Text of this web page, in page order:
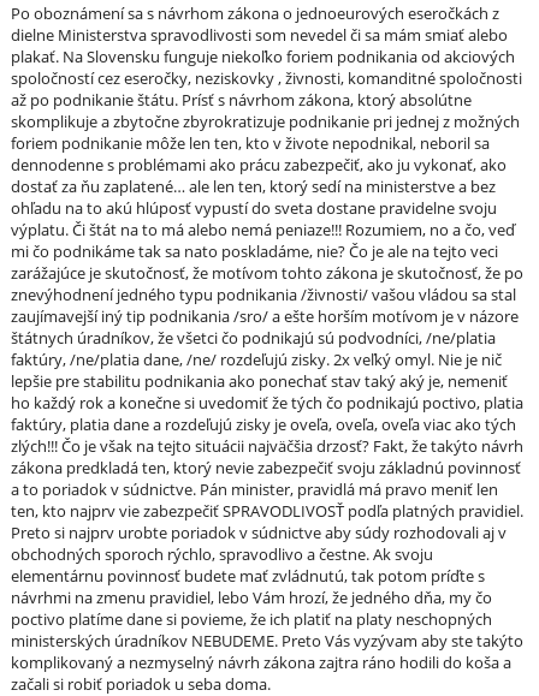
Po oboznámení sa s návrhom zákona o jednoeurových eseročkách z
dielne Ministerstva spravodlivosti som nevedel či sa mám smiať alebo
plakať. Na Slovensku funguje niekoľko foriem podnikania od akciových
spoločností cez eseročky, neziskovky , živnosti, komanditné spoločnosti
až po podnikanie štátu. Prísť s návrhom zákona, ktorý absolútne
skomplikuje a zbytočne zbyrokratizuje podnikanie pri jednej z možných
foriem podnikanie môže len ten, kto v živote nepodnikal, neboril sa
dennodenne s problémami ako prácu zabezpečiť, ako ju vykonať, ako
dostať za ňu zaplatené… ale len ten, ktorý sedí na ministerstve a bez
ohľadu na to akú hlúposť vypustí do sveta dostane pravidelne svoju
výplatu. Či štát na to má alebo nemá peniaze!!! Rozumiem, no a čo, veď
mi čo podnikáme tak sa nato poskladáme, nie? Čo je ale na tejto veci
zarážajúce je skutočnosť, že motívom tohto zákona je skutočnosť, že po
znevýhodnení jedného typu podnikania /živnosti/ vašou vládou sa stal
zaujímavejší iný tip podnikania /sro/ a ešte horším motívom je v názore
štátnych úradníkov, že všetci čo podnikajú sú podvodníci, /ne/platia
faktúry, /ne/platia dane, /ne/ rozdeľujú zisky. 2x veľký omyl. Nie je nič
lepšie pre stabilitu podnikania ako ponechať stav taký aký je, nemeniť
ho každý rok a konečne si uvedomiť že tých čo podnikajú poctivo, platia
faktúry, platia dane a rozdeľujú zisky je oveľa, oveľa, oveľa viac ako tých
zlých!!! Čo je však na tejto situácii najväčšia drzosť? Fakt, že takýto návrh
zákona predkladá ten, ktorý nevie zabezpečiť svoju základnú povinnosť
a to poriadok v súdnictve. Pán minister, pravidlá má pravo meniť len
ten, kto najprv vie zabezpečiť SPRAVODLIVOSŤ podľa platných pravidiel.
Preto si najprv urobte poriadok v súdnictve aby súdy rozhodovali aj v
obchodných sporoch rýchlo, spravodlivo a čestne. Ak svoju
elementárnu povinnosť budete mať zvládnutú, tak potom príďte s
návrhmi na zmenu pravidiel, lebo Vám hrozí, že jedného dňa, my čo
poctivo platíme dane si povieme, že ich platiť na platy neschopných
ministerských úradníkov NEBUDEME. Preto Vás vyzývam aby ste takýto
komplikovaný a nezmyselný návrh zákona zajtra ráno hodili do koša a
začali si robiť poriadok u seba doma.